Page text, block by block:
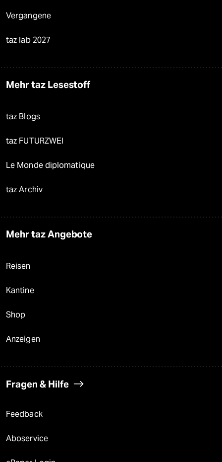
Vergangene
taz lab 2027
Mehr taz Lesestoff
taz Blogs
taz FUTURZWEI
Le Monde diplomatique
taz Archiv
Mehr taz Angebote
Reisen
Kantine
Shop
Anzeigen
Fragen & Hilfe
Feedback
Aboservice